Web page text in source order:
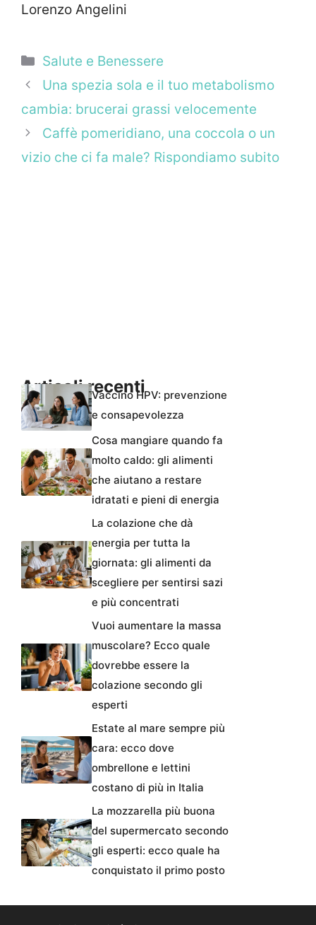
Lorenzo Angelini
Categorie
Salute e Benessere
Una spezia sola e il tuo metabolismo
cambia: brucerai grassi velocemente
Caffè pomeridiano, una coccola o un
vizio che ci fa male? Rispondiamo subito
Articoli recentiVaccino HPV: prevenzione
e consapevolezza
Cosa mangiare quando fa
molto caldo: gli alimenti
che aiutano a restare
idratati e pieni di energia
La colazione che dà
energia per tutta la
giornata: gli alimenti da
scegliere per sentirsi sazi
e più concentrati
Vuoi aumentare la massa
muscolare? Ecco quale
dovrebbe essere la
colazione secondo gli
esperti
Estate al mare sempre più
cara: ecco dove
ombrellone e lettini
costano di più in Italia
La mozzarella più buona
del supermercato secondo
gli esperti: ecco quale ha
conquistato il primo posto